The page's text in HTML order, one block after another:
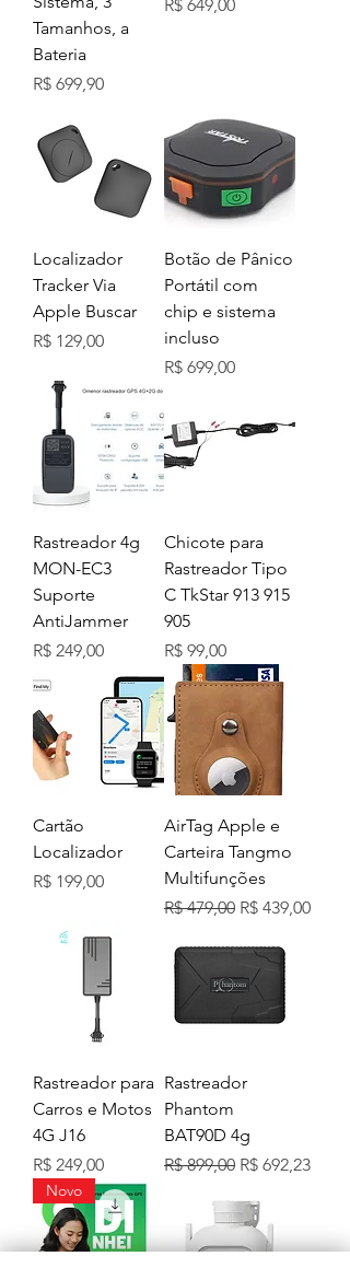
Tamanhos, a
Bateria
Preço
R$ 699,90
R$ 649,00
Localizador
Tracker Via
Apple Buscar
Preço
R$ 129,00
Botão de Pânico
Portátil com
chip e sistema
incluso
Preço
R$ 699,00
Rastreador 4g
MON-EC3
Suporte
AntiJammer
Preço
R$ 249,00
Chicote para
Rastreador Tipo
C TkStar 913 915
905
Preço
R$ 99,00
Cartão
Localizador
Preço
R$ 199,00
AirTag Apple e
Carteira Tangmo
Multifunções
Preço normal
R$ 479,00 Preço
R$ 439,00
Rastreador para
Carros e Motos
4G J16
Preço
R$ 249,00
Rastreador
Phantom
BAT90D 4g
Preço normal
R$ 899,00 Preço
R$ 692,23
Novo